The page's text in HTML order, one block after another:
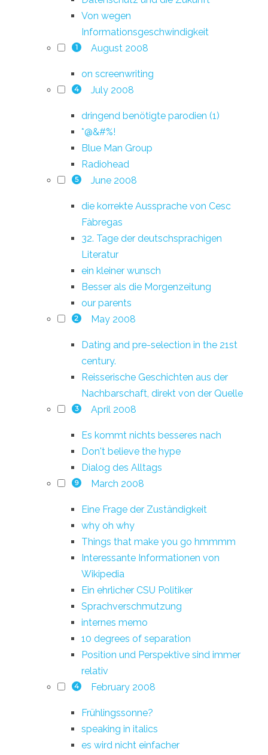
Von wegen
Informationsgeschwindigkeit
1 August 2008
on screenwriting
4 July 2008
dringend benötigte parodien (1)
*@&#%!
Blue Man Group
Radiohead
5 June 2008
die korrekte Aussprache von Cesc
Fàbregas
32. Tage der deutschsprachigen
Literatur
ein kleiner wunsch
Besser als die Morgenzeitung
our parents
2 May 2008
Dating and pre-selection in the 21st
century.
Reisserische Geschichten aus der
Nachbarschaft, direkt von der Quelle
3 April 2008
Es kommt nichts besseres nach
Don't believe the hype
Dialog des Alltags
9 March 2008
Eine Frage der Zuständigkeit
why oh why
Things that make you go hmmmm
Interessante Informationen von
Wikipedia
Ein ehrlicher CSU Politiker
Sprachverschmutzung
internes memo
10 degrees of separation
Position und Perspektive sind immer
relativ
4 February 2008
Frühlingssonne?
speaking in italics
es wird nicht einfacher